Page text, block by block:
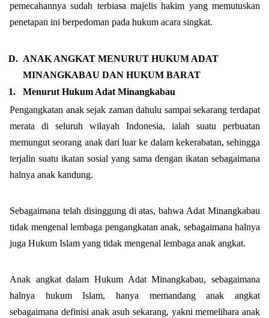
pemecahannya sudah terbiasa majelis hakim yang memutuskan
penetapan ini berpedoman pada hukum acara singkat.
D. ANAK ANGKAT MENURUT HUKUM ADAT
MINANGKABAU DAN HUKUM BARAT
1.
Menurut Hukum Adat Minangkabau
Pengangkatan anak sejak zaman dahulu sampai sekarang terdapat
merata di seluruh wilayah Indonesia, ialah suatu perbuatan
memungut seorang anak dari luar ke dalam kekerabatan, sehingga
terjalin suatu ikatan sosial yang sama dengan ikatan sebagaimana
halnya anak kandung.
Sebagaimana telah disinggung di atas, bahwa Adat Minangkabau
tidak mengenal lembaga pengangkatan anak, sebagaimana halnya
juga Hukum Islam yang tidak mengenal lembaga anak angkat.
Anak angkat dalam Hukum Adat Minangkabau, sebagaimana
halnya hukum Islam, hanya memandang anak angkat
sebagaimana definisi anak asuh sekarang, yakni memelihara anak